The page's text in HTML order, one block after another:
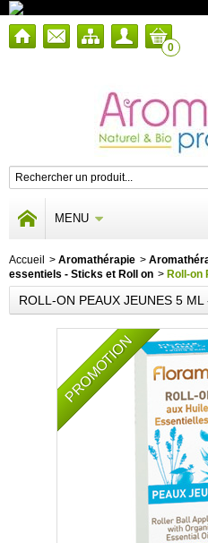
0
MENU
Accueil > Aromathérapie >
essentiels - Sticks et Roll on > Roll-on
ROLL-ON PEAUX JEUNES 5
PROMOTION